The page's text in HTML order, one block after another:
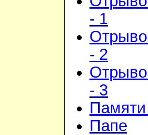
- 1
- 2
- 3
Памяти
Папе